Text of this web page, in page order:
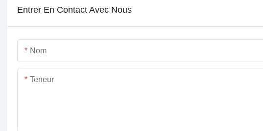
Entrer En Contact Avec Nous
Nom
Teneur